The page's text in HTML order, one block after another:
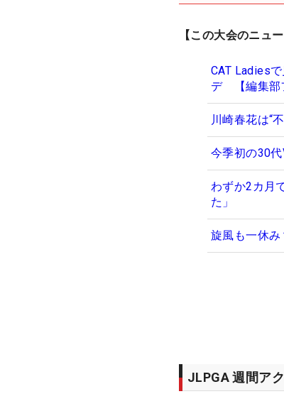
【この大会のニュー
CAT Ladies
デ 【編集部
川崎春花は“
今季初の30
わずか2カ月
た」
旋風も一休
JLPGA 週間ア